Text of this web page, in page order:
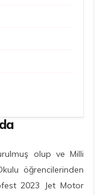
olup ve Milli
öğrencilerinden
2023 Jet Motor